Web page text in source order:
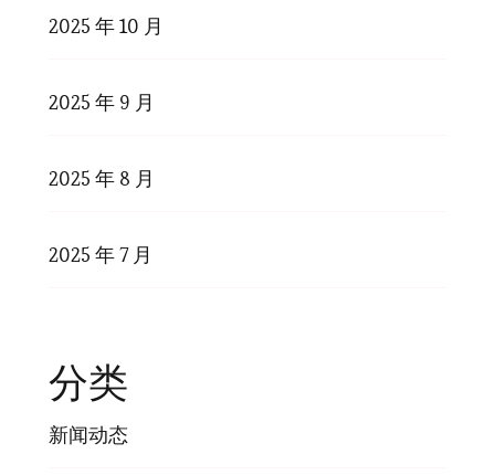
2025 年 10 月
2025 年 9 月
2025 年 8 月
2025 年 7 月
分类
新闻动态